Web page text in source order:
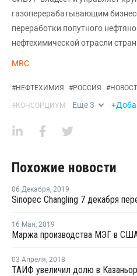
газоперерабатывающим
переработки попутного
нефтехимической отрасли
MRC
#НЕФТЕХИМИЯ #РОССИЯ #
#КОНСОРЦИУМ Еще3
Похожие новости
06 Декабря, 2019
16 Мая, 2019
03 Апреля, 2018
ТАИФ увеличил долю в